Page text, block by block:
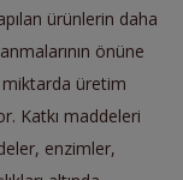
ürünlerin daha
önüne
üretim
Katkı maddeleri
enzimler,